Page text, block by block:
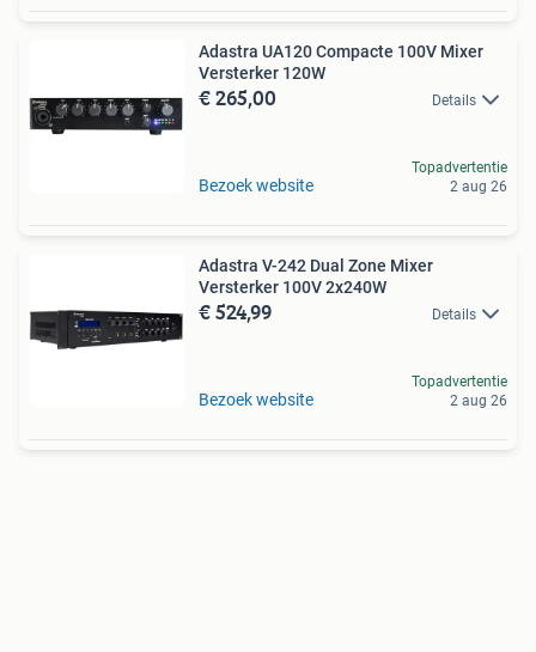
Adastra UA120 Compacte 100V Mixer
Versterker 120W
€ 265,00 Details
Bezoek website
Topadvertentie
2 aug 26
Adastra V-242 Dual Zone Mixer
Versterker 100V 2x240W
€ 524,99 Details
Bezoek website
Topadvertentie
2 aug 26